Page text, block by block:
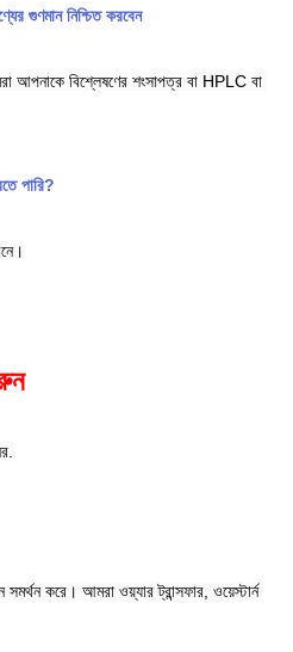
গুণমান নিশ্চিত করবেন
আপনাকে বিশ্লেষণের শংসাপত্র বা HPLC বা
পারি?
করে। আমরা ওয়্যার ট্রান্সফার, ওয়েস্টার্ন